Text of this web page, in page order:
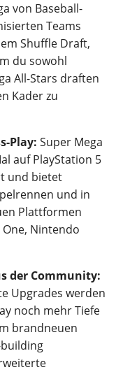
von Baseball-
Teams
Shuffle Draft,
du sowohl
All-Stars draften
Kader zu
Play: Super Mega
auf PlayStation 5
und bietet
und in
Plattformen
Nintendo
der Community:
Upgrades werden
noch mehr Tiefe
brandneuen